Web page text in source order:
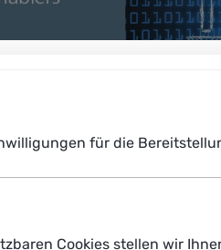
für die
Cookies stellen wir